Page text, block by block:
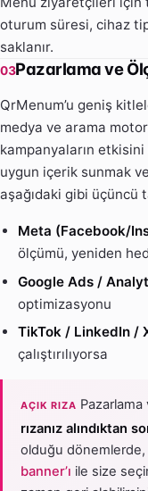
oturum süresi, cihaz
saklanır.
03Pazarlama ve
QrMenum’u geniş
medya ve arama
kampanyaların
uygun içerik sunmak
aşağıdaki gibi üçüncü
Meta (Facebook/
ölçümü, yeniden
Google Ads /
optimizasyonu
TikTok / LinkedIn /
çalıştırılıyorsa
AÇIK RIZA
rızanız alındıktan
olduğu
banner’ı ile size